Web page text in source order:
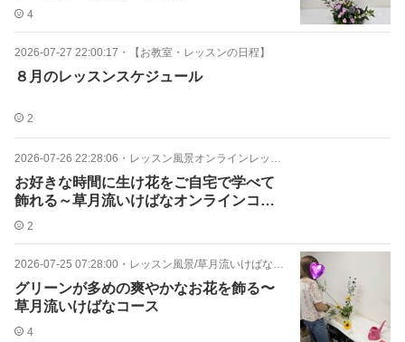
4
2026-07-27 22:00:17 ・ 【お教室・レッスンの日程】
８月のレッスンスケジュール
2
2026-07-26 22:28:06 ・ レッスン風景オンラインレッスン
お好きな時間に生け花をご自宅で学べて
飾れる～草月流いけばなオンラインコー
ス2
2026-07-25 07:28:00 ・ レッスン風景/草月流いけばなコース
グリーンが多めの爽やかなお花を飾る〜
草月流いけばなコース
4